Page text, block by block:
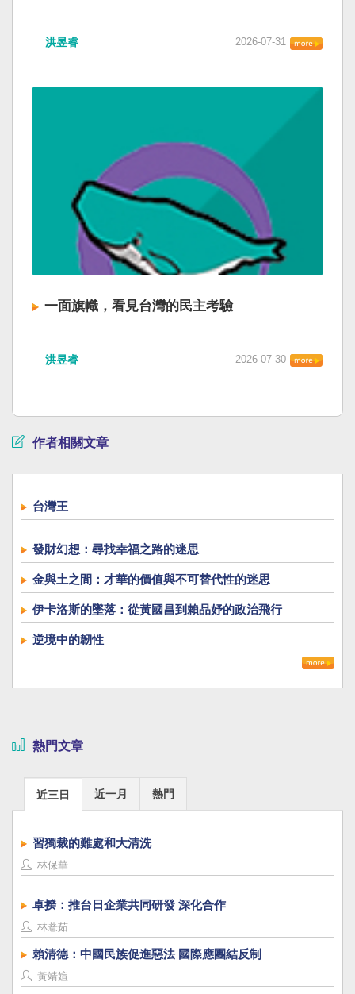
洪昱睿 2026-07-31
一面旗幟，看見台灣的民主考驗
洪昱睿 2026-07-30
作者相關文章
台灣王
發財幻想：尋找幸福之路的迷思
金與土之間：才華的價值與不可替代性的迷思
伊卡洛斯的墜落：從黃國昌到賴品妤的政治飛行
逆境中的韌性
熱門文章
近三日 近一月 熱門
習獨裁的難處和大清洗
林保華
卓揆：推台日企業共同研發 深化合作
林薏茹
賴清德：中國民族促進惡法 國際應團結反制
黃靖媗